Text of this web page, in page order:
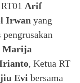
Arif
Irwan yang
Marija
, Ketua RT
Evi bersama